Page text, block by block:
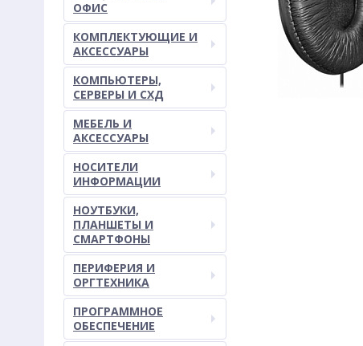
ОФИС
КОМПЛЕКТУЮЩИЕ И
АКСЕССУАРЫ
КОМПЬЮТЕРЫ,
СЕРВЕРЫ И СХД
МЕБЕЛЬ И
АКСЕССУАРЫ
НОСИТЕЛИ
ИНФОРМАЦИИ
НОУТБУКИ,
ПЛАНШЕТЫ И
СМАРТФОНЫ
ПЕРИФЕРИЯ И
ОРГТЕХНИКА
ПРОГРАММНОЕ
ОБЕСПЕЧЕНИЕ